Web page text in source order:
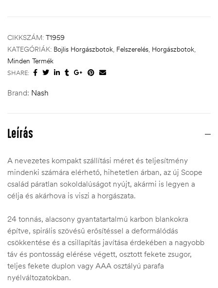
CIKKSZÁM: T1959
KATEGÓRIÁK: Bojlis Horgászbotok, Felszerelés, Horgászbotok,
Minden Termék
SHARE:
Brand: Nash
Leírás
A nevezetes kompakt szállítási méret és teljesítmény
mindenki számára elérhető, hihetetlen árban, az új Scope
család páratlan sokoldalúságot nyújt, akármi is legyen a
célja és akárhova is viszi a horgászata.
24 tonnás, alacsony gyantatartalmú karbon blankokra
építve, spirális szövésű erősítéssel a deformálódás
csökkentése és a csillapítás javítása érdekében a nagyobb
táv és pontosság elérése végett, osztott fekete zsugor,
teljes fekete duplon vagy AAA osztályú parafa
nyélváltozatokban.